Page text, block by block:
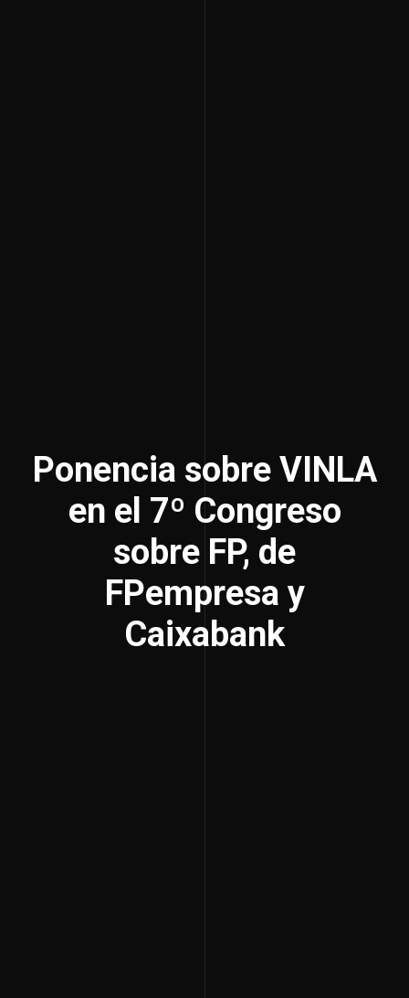
Ponencia sobre VINLA
en el 7º Congreso
sobre FP, de
FPempresa y
Caixabank